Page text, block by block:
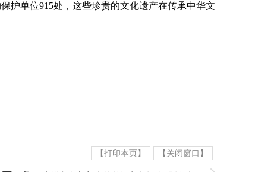
单位915处，这些珍贵的文化遗产在传承中华文
【打印本页】 【关闭窗口】